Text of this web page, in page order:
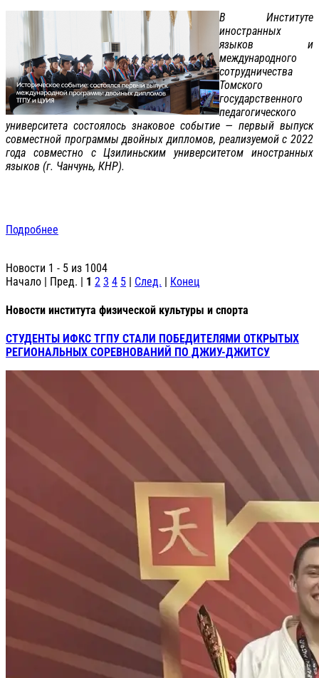
В Институте
иностранных
языков и
международного
сотрудничества
Томского
государственного
педагогического
университета состоялось знаковое событие — первый выпуск
совместной программы двойных дипломов, реализуемой с 2022
года совместно с Цзилиньским университетом иностранных
языков (г. Чанчунь, КНР).
Подробнее
Новости 1 - 5 из 1004
Начало | Пред. | 1 2 3 4 5 | След. | Конец
Новости института физической культуры и спорта
СТУДЕНТЫ ИФКС ТГПУ СТАЛИ ПОБЕДИТЕЛЯМИ ОТКРЫТЫХ
РЕГИОНАЛЬНЫХ СОРЕВНОВАНИЙ ПО ДЖИУ-ДЖИТСУ